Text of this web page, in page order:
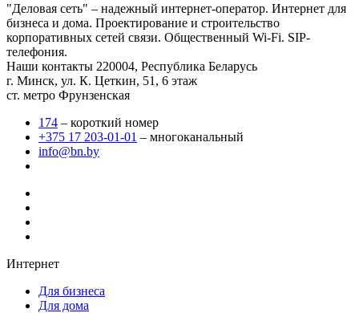
"Деловая сеть" – надежный интернет-оператор. Интернет для
бизнеса и дома. Проектирование и строительство
корпоративных сетей связи. Общественный Wi-Fi. SIP-
телефония.
Наши контакты 220004, Республика Беларусь
г. Минск, ул. К. Цеткин, 51, 6 этаж
ст. метро Фрунзенская
174 – короткий номер
+375 17 203-01-01 – многоканальный
info@bn.by
Интернет
Для бизнеса
Для дома